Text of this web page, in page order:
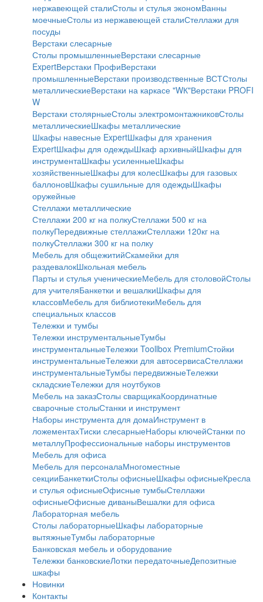
нержавеющей сталиСтолы и стулья экономВанны
моечныеСтолы из нержавеющей сталиСтеллажи для
посуды
Верстаки слесарные
Столы промышленныеВерстаки слесарные
ExpertВерстаки ПрофиВерстаки
промышленныеВерстаки производственные ВСТСтолы
металлическиеВерстаки на каркасе "WК"Верстаки PROFI
W
Верстаки столярныеСтолы электромонтажниковСтолы
металлическиеШкафы металлические
Шкафы навесные ExpertШкафы для хранения
ExpertШкафы для одеждыШкаф архивныйШкафы для
инструментаШкафы усиленныеШкафы
хозяйственныеШкафы для колесШкафы для газовых
баллоновШкафы сушильные для одеждыШкафы
оружейные
Стеллажи металлические
Стеллажи 200 кг на полкуСтеллажи 500 кг на
полкуПередвижные стеллажиСтеллажи 120кг на
полкуCтеллажи 300 кг на полку
Мебель для общежитийСкамейки для
раздевалокШкольная мебель
Парты и стулья ученическиеМебель для столовойСтолы
для учителяБанкетки и вешалкиШкафы для
классовМебель для библиотекиМебель для
специальных классов
Тележки и тумбы
Тележки инструментальныеТумбы
инструментальныеТележки Toollbox PremiumСтойки
инструментальныеТележки для автосервисаСтеллажи
инструментальныеТумбы передвижныеТележки
складскиеТележки для ноутбуков
Мебель на заказСтолы сварщикаКоординатные
сварочные столыСтанки и инструмент
Наборы инструмента для домаИнструмент в
ложементахТиски слесарныеНаборы ключейСтанки по
металлуПрофессиональные наборы инструментов
Мебель для офиса
Мебель для персоналаМногоместные
секцииБанкеткиСтолы офисныеШкафы офисныеКресла
и стулья офисныеОфисные тумбыСтеллажи
офисныеОфисные диваныВешалки для офиса
Лабораторная мебель
Столы лабораторныеШкафы лабораторные
вытяжныеТумбы лабораторные
Банковская мебель и оборудование
Тележки банковскиеЛотки передаточныеДепозитные
шкафы
Новинки
Контакты